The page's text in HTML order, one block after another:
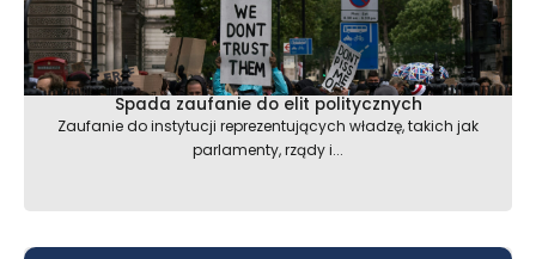
Spada zaufanie do elit politycznych
Zaufanie do instytucji reprezentujących władzę, takich jak
parlamenty, rządy i...